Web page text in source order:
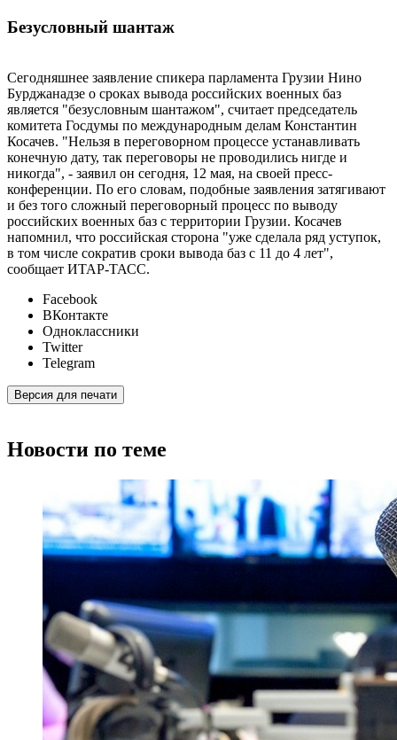
Безусловный шантаж
Сегодняшнее заявление спикера парламента Грузии Нино
Бурджанадзе о сроках вывода российских военных баз
является "безусловным шантажом", считает председатель
комитета Госдумы по международным делам Константин
Косачев. "Нельзя в переговорном процессе устанавливать
конечную дату, так переговоры не проводились нигде и
никогда", - заявил он сегодня, 12 мая, на своей пресс-
конференции. По его словам, подобные заявления затягивают
и без того сложный переговорный процесс по выводу
российских военных баз с территории Грузии. Косачев
напомнил, что российская сторона "уже сделала ряд уступок,
в том числе сократив сроки вывода баз с 11 до 4 лет",
сообщает ИТАР-ТАСС.
Facebook
ВКонтакте
Одноклассники
Twitter
Telegram
Версия для печати
Новости по теме